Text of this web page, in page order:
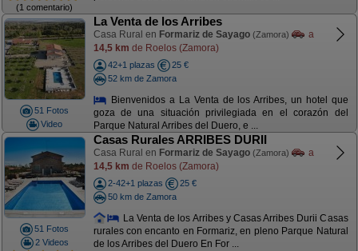
(1 comentario)
51 Fotos
Video
La Venta de los Arribes
Casa Rural en Formariz de Sayago (Zamora)
a
14,5 km de Roelos (Zamora)
42+1 plazas
25 €
52 km de Zamora
Bienvenidos a La Venta de los Arribes, un hotel que
goza de una situación privilegiada en el corazón del
Parque Natural Arribes del Duero, e ...
51 Fotos
2 Videos
Casas Rurales ARRIBES DURII
Casa Rural en Formariz de Sayago (Zamora)
a
14,5 km de Roelos (Zamora)
2-42+1 plazas
25 €
50 km de Zamora
La Venta de los Arribes y Casas Arribes Durii Casas
rurales con encanto en Formariz, en pleno Parque Natural
de los Arribes del Duero En For ...